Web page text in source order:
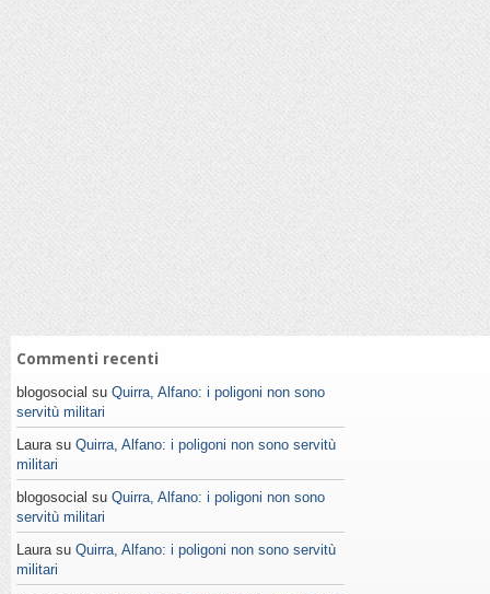
Commenti recenti
blogosocial su Quirra, Alfano: i poligoni non sono
servitù militari
Laura su Quirra, Alfano: i poligoni non sono servitù
militari
blogosocial su Quirra, Alfano: i poligoni non sono
servitù militari
Laura su Quirra, Alfano: i poligoni non sono servitù
militari